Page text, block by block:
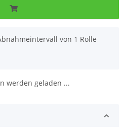
von 1 Rolle
werden geladen ...